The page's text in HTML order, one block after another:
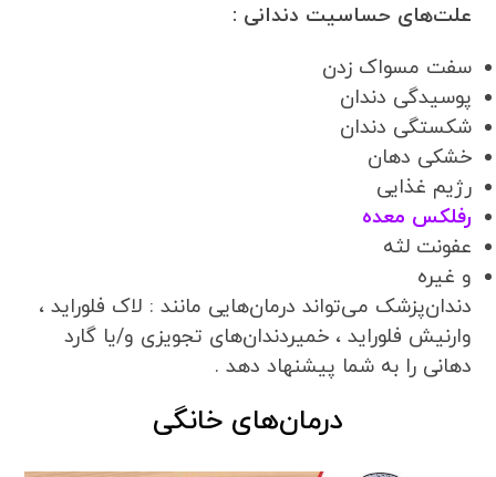
علت‌های حساسیت دندانی :
سفت مسواک زدن
پوسیدگی دندان
شکستگی دندان
خشکی دهان
رژیم غذایی
رفلکس معده
عفونت لثه
و غیره
دندان‌پزشک می‌تواند درمان‌هایی مانند : لاک فلوراید ،
وارنیش فلوراید ، خمیردندان‌های تجویزی و/یا گارد
دهانی را به شما پیشنهاد دهد .
درمان‌های خانگی